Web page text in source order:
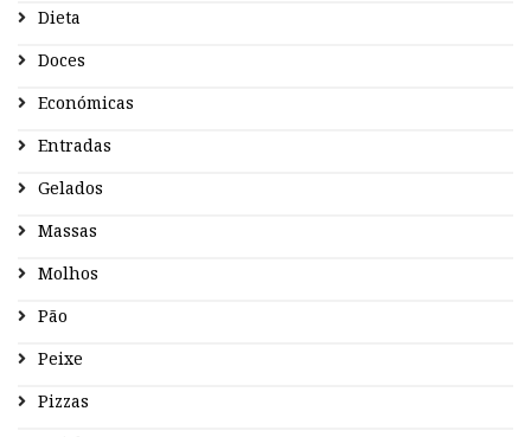
Dieta
Doces
Económicas
Entradas
Gelados
Massas
Molhos
Pão
Peixe
Pizzas